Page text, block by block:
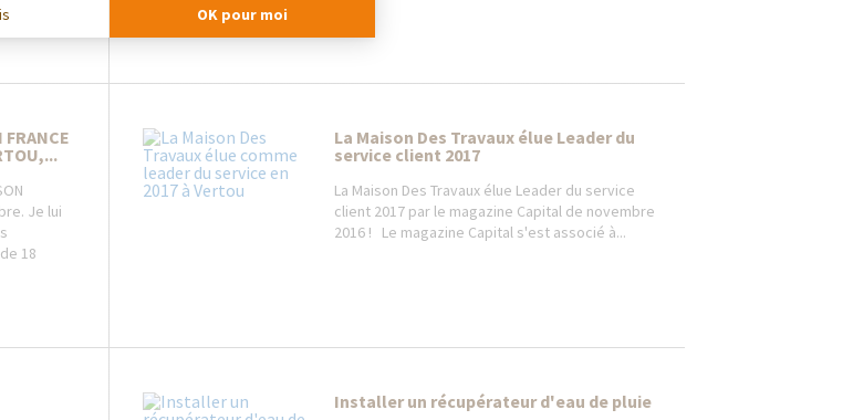
Je lui
18
La Maison Des Travaux élue Leader du
service client 2017
La Maison Des Travaux élue Leader du service
client 2017 par le magazine Capital de novembre
2016 ! Le magazine Capital s'est associé à...
Installer un récupérateur d'eau de pluie
OK pour moi